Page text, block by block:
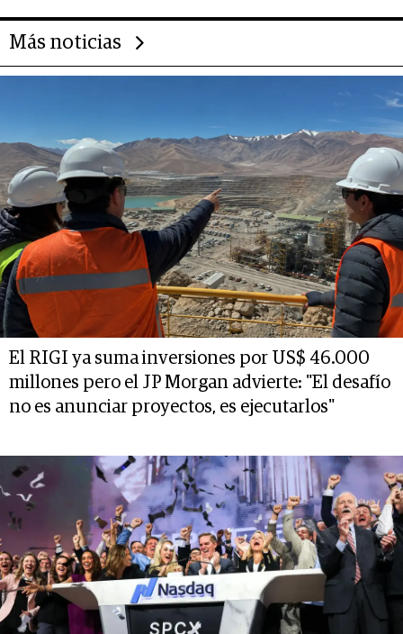
Más noticias
El RIGI ya suma inversiones por US$ 46.000
millones pero el JP Morgan advierte: "El desafío
no es anunciar proyectos, es ejecutarlos"